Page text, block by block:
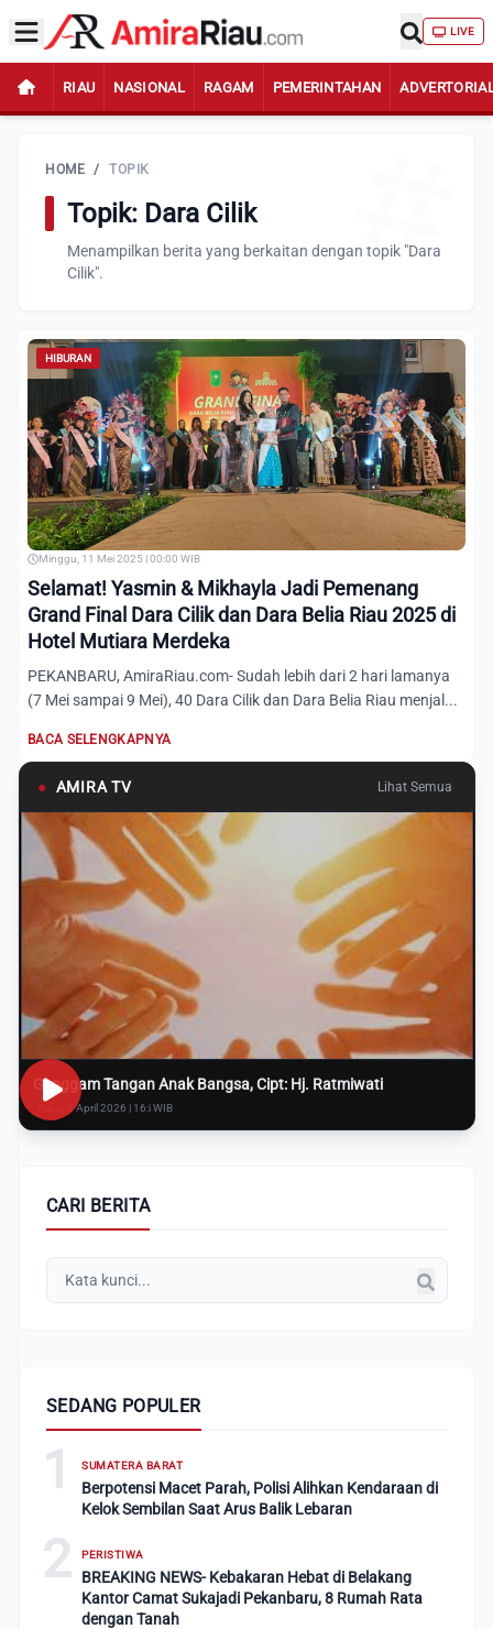
LIVE
RIAU NASIONAL RAGAM PEMERINTAHAN
HOME / TOPIK
Topik: Dara Cilik
Menampilkan berita yang berkaitan dengan topik "Dara
Cilik".
HIBURAN
Minggu, 11 Mei 2025 | 00:00 WIB
Selamat! Yasmin & Mikhayla Jadi Pemenang
Grand Final Dara Cilik dan Dara Belia Riau 2025 di
Hotel Mutiara Merdeka
PEKANBARU, AmiraRiau.com- Sudah lebih dari 2 hari lamanya
(7 Mei sampai 9 Mei), 40 Dara Cilik dan Dara Belia Riau menjal...
BACA SELENGKAPNYA
● AMIRA TV Lihat Semua
Genggam Tangan Anak Bangsa, Cipt: Hj. Ratmiwati
Rabu, 8 April 2026 | 16:i WIB
CARI BERITA
SEDANG POPULER
1 SUMATERA BARAT
Berpotensi Macet Parah, Polisi Alihkan Kendaraan di
Kelok Sembilan Saat Arus Balik Lebaran
2 PERISTIWA
BREAKING NEWS- Kebakaran Hebat di Belakang
Kantor Camat Sukajadi Pekanbaru, 8 Rumah Rata
dengan Tanah